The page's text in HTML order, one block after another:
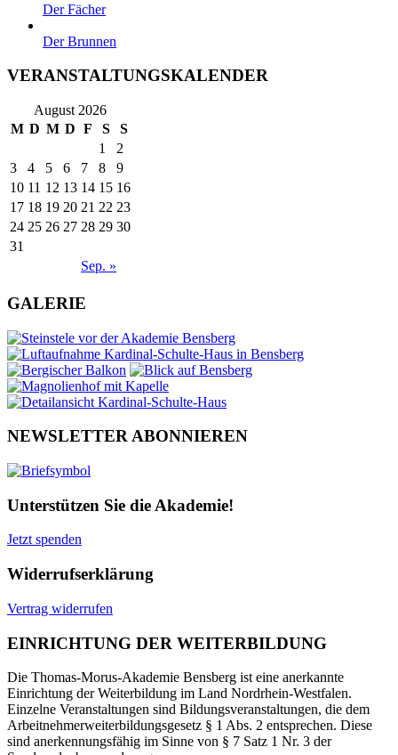
Der Fächer
Der Brunnen
VERANSTALTUNGSKALENDER
August 2026
M D M D F S S
Sep. »
1
2
3
4 5 6 7 8
9
10 11 12 13 14 15 16
17 18 19 20 21 22 23
24 25 26 27 28 29 30
31
GALERIE
NEWSLETTER ABONNIEREN
Unterstützen Sie die Akademie!
Jetzt spenden
Widerrufserklärung
Vertrag widerrufen
EINRICHTUNG DER WEITERBILDUNG
Die Thomas-Morus-Akademie Bensberg ist eine anerkannte
Einrichtung der Weiterbildung im Land Nordrhein-Westfalen.
Einzelne Veranstaltungen sind Bildungsveranstaltungen, die dem
Arbeitnehmerweiterbildungsgesetz § 1 Abs. 2 entsprechen. Diese
sind anerkennungsfähig im Sinne von § 7 Satz 1 Nr. 3 der